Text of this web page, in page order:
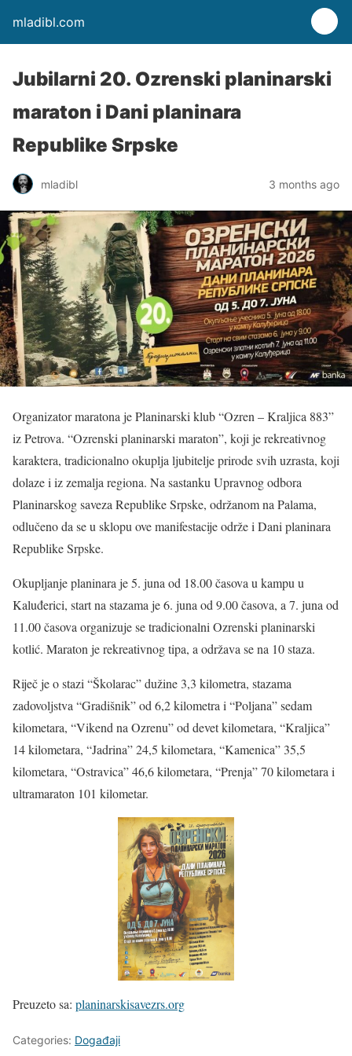
mladibl.com
Jubilarni 20. Ozrenski planinarski
maraton i Dani planinara
Republike Srpske
mladibl 3 months ago
Organizator maratona je Planinarski klub “Ozren – Kraljica 883”
iz Petrova. “Ozrenski planinarski maraton”, koji je rekreativnog
karaktera, tradicionalno okuplja ljubitelje prirode svih uzrasta, koji
dolaze i iz zemalja regiona. Na sastanku Upravnog odbora
Planinarskog saveza Republike Srpske, održanom na Palama,
odlučeno da se u sklopu ove manifestacije održe i Dani planinara
Republike Srpske.
Okupljanje planinara je 5. juna od 18.00 časova u kampu u
Kaluđerici, start na stazama je 6. juna od 9.00 časova, a 7. juna od
11.00 časova organizuje se tradicionalni Ozrenski planinarski
kotlić. Maraton je rekreativnog tipa, a održava se na 10 staza.
Riječ je o stazi “Školarac” dužine 3,3 kilometra, stazama
zadovoljstva “Gradišnik” od 6,2 kilometra i “Poljana” sedam
kilometara, “Vikend na Ozrenu” od devet kilometara, “Kraljica”
14 kilometara, “Jadrina” 24,5 kilometara, “Kamenica” 35,5
kilometara, “Ostravica” 46,6 kilometara, “Prenja” 70 kilometara i
ultramaraton 101 kilometar.
Preuzeto sa: planinarskisavezrs.org
Categories: Događaji